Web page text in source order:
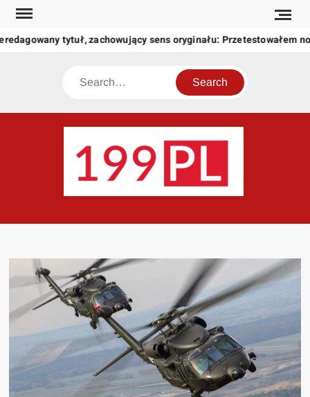
Skip
content
tytuł, zachowujący sens oryginału: Przetestowałem
Search
świat